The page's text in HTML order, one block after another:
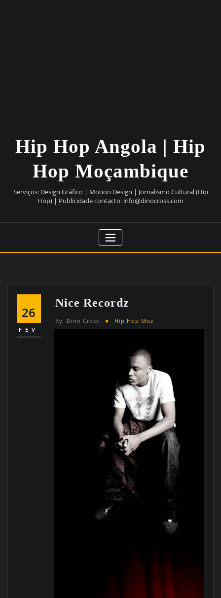
Hip Hop Angola | Hip
Hop Moçambique
Serviços: Design Gráfico | Motion Design | Jornalismo Cultural (Hip
Hop) | Publicidade contacto: info@dinocross.com
26
FEV
Nice Recordz
By Dino Cross Hip Hop Moz